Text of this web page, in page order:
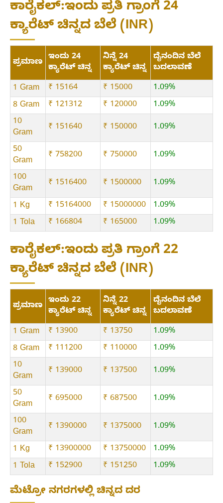
ಕಾರೈಕಲ್:ಇಂದು ಪ್ರತಿ ಗ್ರಾಂಗೆ 24
ಕ್ಯಾರೆಟ್ ಚಿನ್ನದ ಬೆಲೆ (INR)
ಪ್ರಮಾಣ ಇಂದು 24
ಕ್ಯಾರೆಟ್ ಚಿನ್ನ
ನಿನ್ನೆ 24
ಕ್ಯಾರೆಟ್ ಚಿನ್ನ
ದೈನಂದಿನ ಬೆಲೆ
ಬದಲಾವಣೆ
1 Gram
₹ 15164 ₹ 15000
1.09%
8 Gram
₹ 121312 ₹ 120000
1.09%
10
Gram
₹ 151640 ₹ 150000 1.09%
50
Gram
₹ 758200 ₹ 750000 1.09%
100
Gram
₹ 1516400 ₹ 1500000 1.09%
1 Kg ₹ 15164000 ₹ 15000000
1.09%
1 Tola
₹ 166804 ₹ 165000 1.09%
ಕಾರೈಕಲ್:ಇಂದು ಪ್ರತಿ ಗ್ರಾಂಗೆ 22
ಕ್ಯಾರೆಟ್ ಚಿನ್ನದ ಬೆಲೆ (INR)
ಪ್ರಮಾಣ ಇಂದು 22
ಕ್ಯಾರೆಟ್ ಚಿನ್ನ
ನಿನ್ನೆ 22
ಕ್ಯಾರೆಟ್ ಚಿನ್ನ
ದೈನಂದಿನ ಬೆಲೆ
ಬದಲಾವಣೆ
1 Gram
₹ 13900 ₹ 13750
1.09%
8 Gram
₹ 111200 ₹ 110000
1.09%
10
Gram
₹ 139000 ₹ 137500 1.09%
50
Gram
₹ 695000 ₹ 687500 1.09%
100
Gram
₹ 1390000 ₹ 1375000 1.09%
1 Kg ₹ 13900000 ₹ 13750000
1.09%
1 Tola
₹ 152900 ₹ 151250 1.09%
ಮೆಟ್ರೋ ನಗರಗಳಲ್ಲಿ ಚಿನ್ನದ ದರ